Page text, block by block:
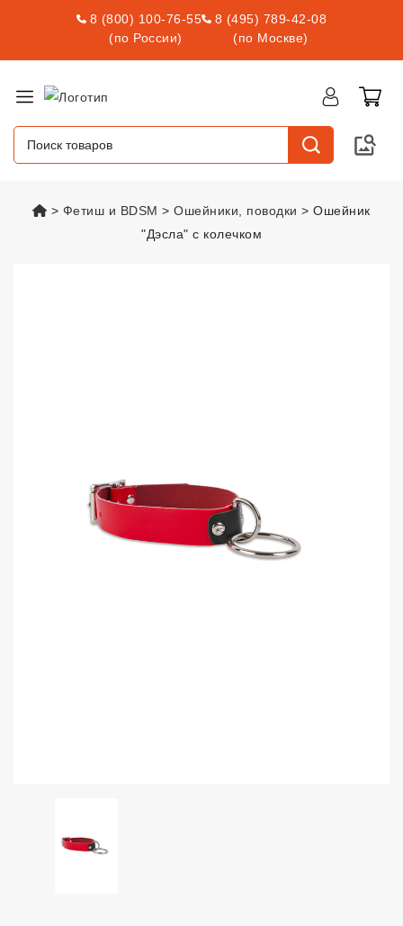
8 (800) 100-76-55
(по России)
8 (495) 789-42-08
(по Москве)
vsexshop.ru
Фетиш и BDSM Ошейники, поводки
Ошейник
"Дэсла" с колечком